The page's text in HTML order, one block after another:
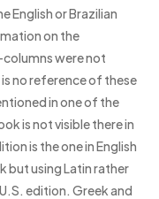
English or Brazilian
on the
were not
no reference of these
in one of the
is not visible there in
is the one in English
but using Latin rather
edition. Greek and